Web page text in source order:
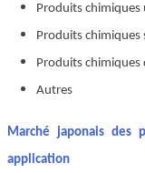
Produits
Produits chimiques
Produits
Autres
Marché japonais des
application